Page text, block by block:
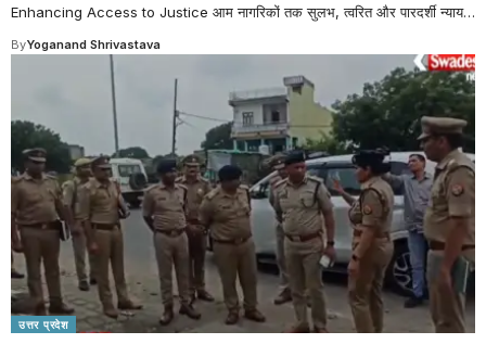
Enhancing Access to Justice आम नागरिकों तक सुलभ, त्वरित और पारदर्शी न्याय…
ByYoganand Shrivastava
उत्तर प्रदेश